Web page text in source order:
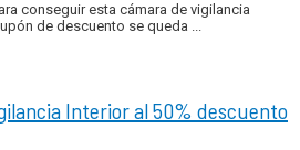
conseguir esta cámara de vigilancia
de descuento se queda ...
Interior al 50% descuento